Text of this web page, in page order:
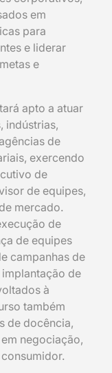
em
para
e liderar
e
apto a atuar
indústrias,
de
exercendo
de
de equipes,
mercado.
de
de equipes
campanhas de
de
à
também
de docência,
negociação,